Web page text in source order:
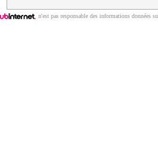
n'est pas responsable des informations données